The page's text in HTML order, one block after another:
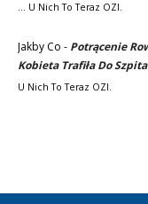
... U Nich To Teraz OZI.
Jakby Co - Potrącenie
Kobieta Trafiła Do
U Nich To Teraz OZI.